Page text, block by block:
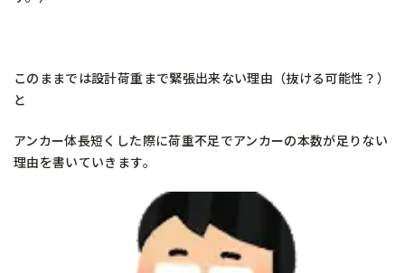
このままでは設計荷重まで緊張出来ない理由（抜ける可能性？）
と
アンカー体長短くした際に荷重不足でアンカーの本数が足りない
理由を書いていきます。